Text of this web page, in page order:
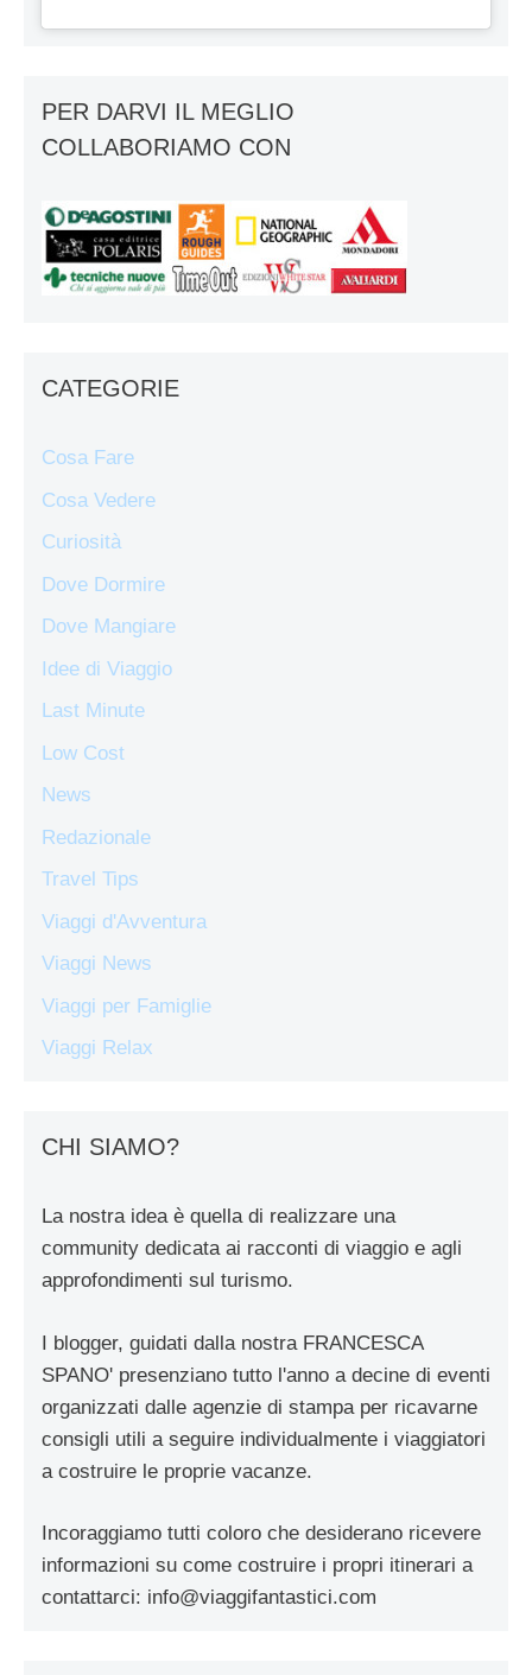
PER DARVI IL MEGLIO
COLLABORIAMO CON
CATEGORIE
Cosa Fare
Cosa Vedere
Curiosità
Dove Dormire
Dove Mangiare
Idee di Viaggio
Last Minute
Low Cost
News
Redazionale
Travel Tips
Viaggi d'Avventura
Viaggi News
Viaggi per Famiglie
Viaggi Relax
CHI SIAMO?
La nostra idea è quella di realizzare una
community dedicata ai racconti di viaggio e agli
approfondimenti sul turismo.
I blogger, guidati dalla nostra FRANCESCA
SPANO' presenziano tutto l'anno a decine di eventi
organizzati dalle agenzie di stampa per ricavarne
consigli utili a seguire individualmente i viaggiatori
a costruire le proprie vacanze.
Incoraggiamo tutti coloro che desiderano ricevere
informazioni su come costruire i propri itinerari a
contattarci: info@viaggifantastici.com